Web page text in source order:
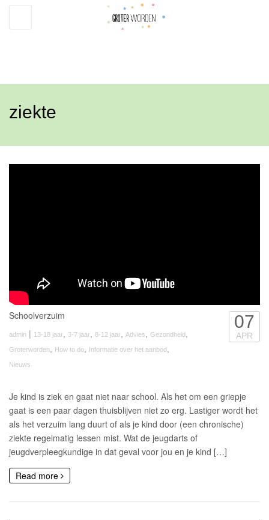
navigation
ziekte
Schoolverzuim
admin | 13-18 jaar 3-7 jaar 8-12 jaar Advies Gezondheid
Groterworden How to do Informatie over het aanbod
Nieuws
07
APR
Je kind is ziek en gaat niet naar school. Als het om een griepje
gaat is een paar dagen thuisblijven niet zo erg. Lastiger wordt het
als het verzuim lang duurt of als je kind door (een chronische)
ziekte regelmatig lessen mist. Wat de jeugdarts of
jeugdverpleegkundige in dat geval voor jou en je kind […]
Read more